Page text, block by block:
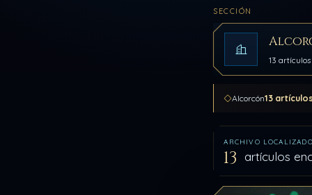
SECCIÓN
13 artículos
Alcorcón13
ARCHIVO LOCALIZADO
13 artículos